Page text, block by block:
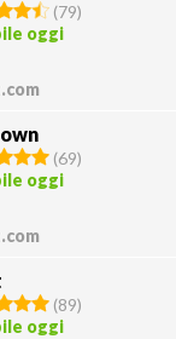
(79)
oggi
(69)
oggi
(89)
oggi